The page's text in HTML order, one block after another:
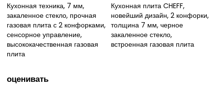
Кухонная техника, 7 мм,
закаленное стекло, прочная
газовая плита с 2 конфорками,
сенсорное управление,
высококачественная газовая
плита
Кухонная плита CHEFF,
новейший дизайн, 2 конфорки,
толщина 7 мм, черное
закаленное стекло,
встроенная газовая плита
оценивать